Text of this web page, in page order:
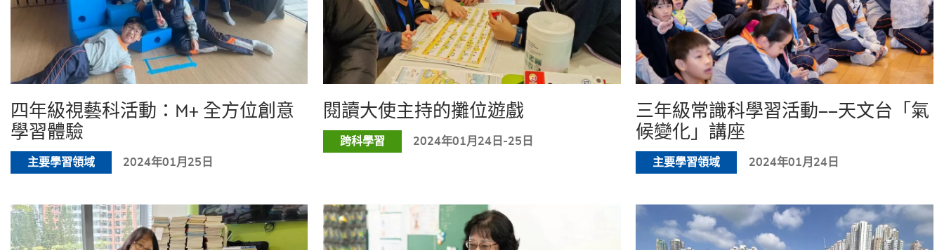
四年級視藝科活動：M+ 全方位創意
學習體驗
主要學習領域 2024年01月25日
閱讀大使主持的攤位遊戲
跨科學習 2024年01月24日-25日
三年級常識科學習活動——天文台「氣
候變化」講座
主要學習領域 2024年01月24日